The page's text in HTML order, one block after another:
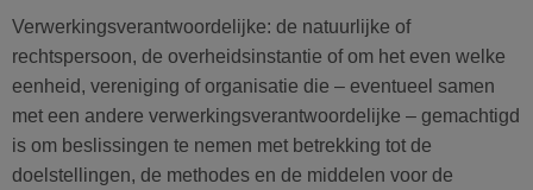
Verwerkingsverantwoordelijke: de natuurlijke of
rechtspersoon, de overheidsinstantie of om het even welke
eenheid, vereniging of organisatie die – eventueel samen
met een andere verwerkingsverantwoordelijke – gemachtigd
is om beslissingen te nemen met betrekking tot de
doelstellingen, de methodes en de middelen voor de